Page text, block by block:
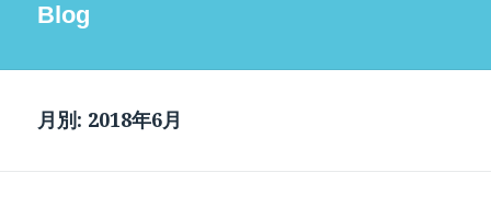
Blog
月別: 2018年6月